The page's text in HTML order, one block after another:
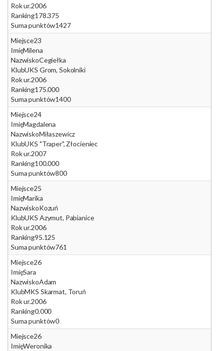
Rok ur.2006
Ranking178.375
Suma punktów1427
Miejsce23
ImięMilena
NazwiskoCegiełka
KlubUKS Grom, Sokolniki
Rok ur.2006
Ranking175.000
Suma punktów1400
Miejsce24
ImięMagdalena
NazwiskoMiłaszewicz
KlubUKS "Traper", Złocieniec
Rok ur.2007
Ranking100.000
Suma punktów800
Miejsce25
ImięMarika
NazwiskoKozuń
KlubUKS Azymut, Pabianice
Rok ur.2006
Ranking95.125
Suma punktów761
Miejsce26
ImięSara
NazwiskoAdam
KlubMKS Skarmat, Toruń
Rok ur.2006
Ranking0.000
Suma punktów0
Miejsce26
ImięWeronika